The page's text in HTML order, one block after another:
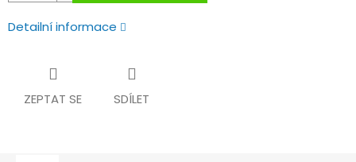
Detailní informace
ZEPTAT SE SDÍLET